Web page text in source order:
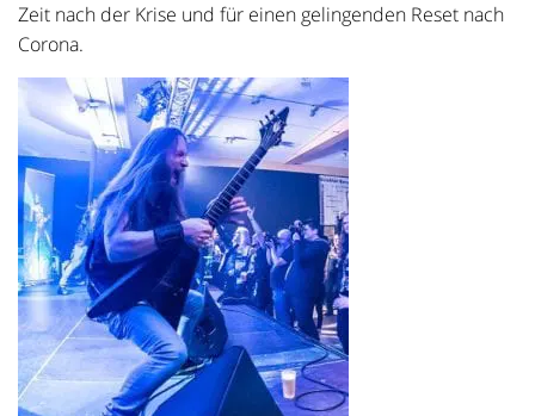
Zeit nach der Krise und für einen gelingenden Reset nach
Corona.